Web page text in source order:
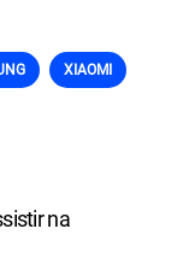
XIAOMI
na